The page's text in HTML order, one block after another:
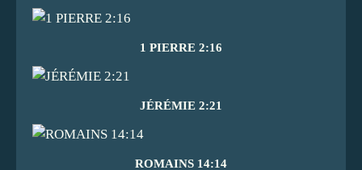
1 PIERRE 2:16
JÉRÉMIE 2:21
ROMAINS 14:14